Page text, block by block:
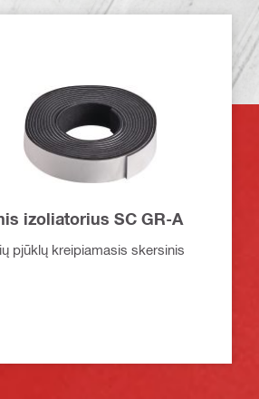
izoliatorius SC GR-A
pjūklų kreipiamasis skersinis